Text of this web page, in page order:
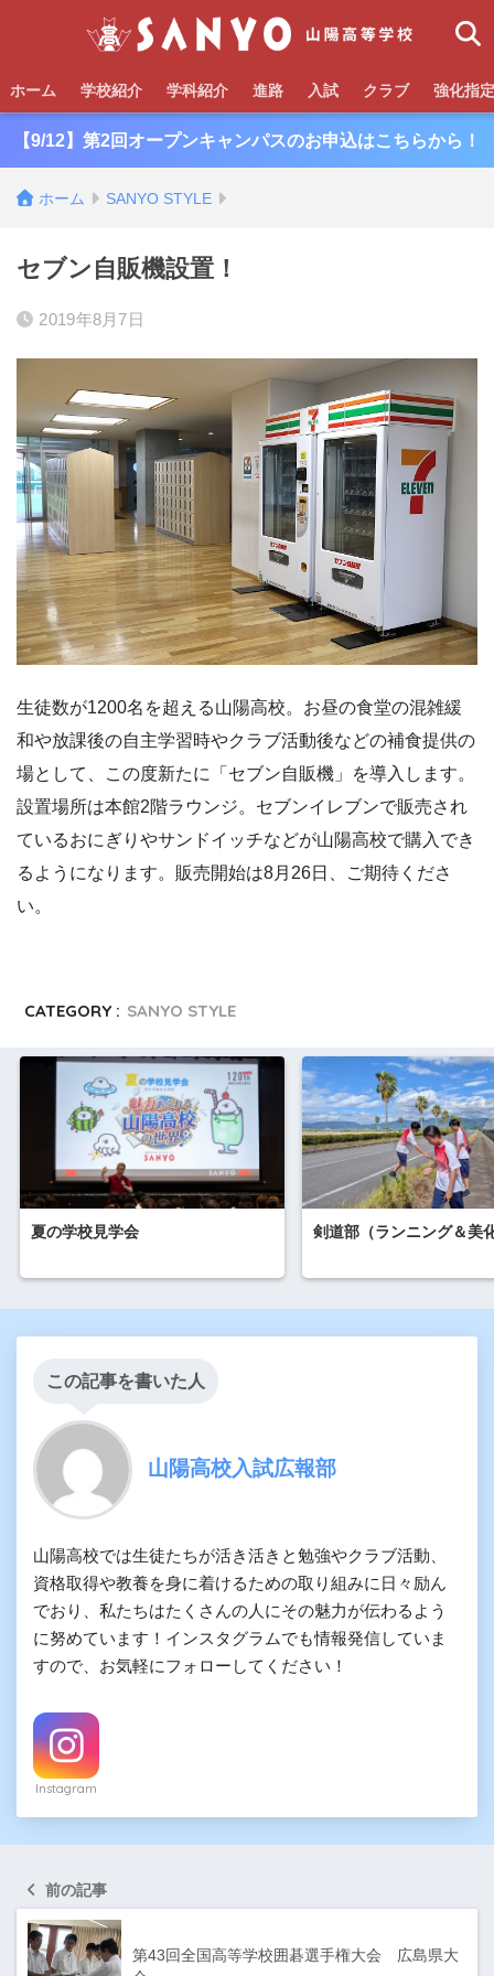
ホーム 学校紹介 学科紹介 進路 入試 クラブ 強化指
【9/12】第2回オープンキャンパスのお申込はこちらから！
ホーム SANYO STYLE
セブン自販機設置！
2019年8月7日
生徒数が1200名を超える山陽高校。お昼の食堂の混雑緩
和や放課後の自主学習時やクラブ活動後などの補食提供の
場として、この度新たに「セブン自販機」を導入します。
設置場所は本館2階ラウンジ。セブンイレブンで販売され
ているおにぎりやサンドイッチなどが山陽高校で購入でき
るようになります。販売開始は8月26日、ご期待くださ
い。
CATEGORY : SANYO STYLE
夏の学校見学会 剣道部（ランニング＆美
この記事を書いた人
山陽高校入試広報部
山陽高校では生徒たちが活き活きと勉強やクラブ活動、
資格取得や教養を身に着けるための取り組みに日々励ん
でおり、私たちはたくさんの人にその魅力が伝わるよう
に努めています！インスタグラムでも情報発信していま
すので、お気軽にフォローしてください！
Instagram
前の記事
第43回全国高等学校囲碁選手権大会 広島県大